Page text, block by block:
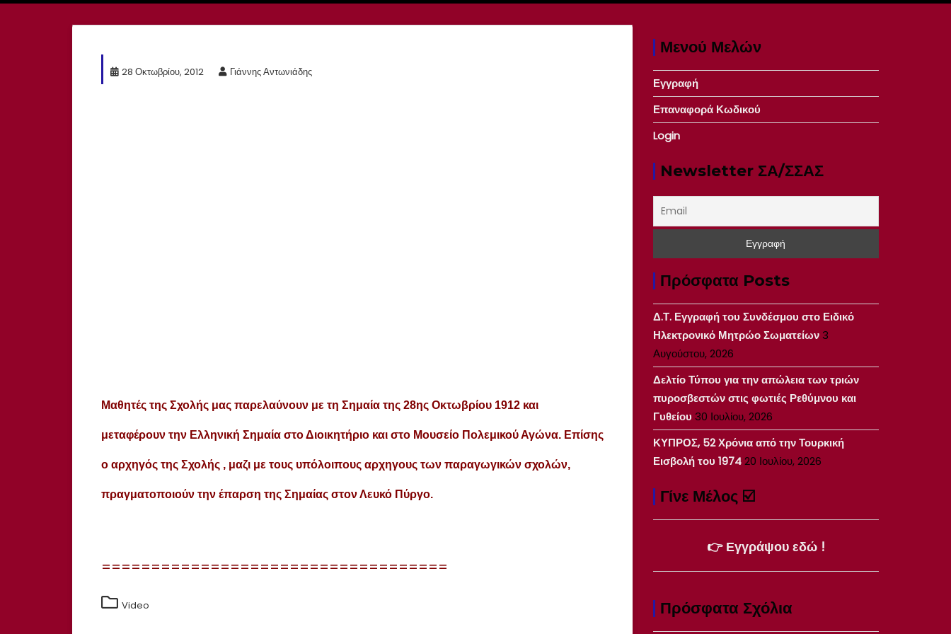
28 Οκτωβρίου, 2012 Γιάννης Αντωνιάδης
Μαθητές της Σχολής μας παρελαύνουν με τη Σημαία της 28ης Οκτωβρίου 1912 και
μεταφέρουν την Ελληνική Σημαία στο Διοικητήριο και στο Μουσείο Πολεμικού Αγώνα. Επίσης
ο αρχηγός της Σχολής , μαζι με τους υπόλοιπους αρχηγους των παραγωγικών σχολών,
πραγματοποιούν την έπαρση της Σημαίας στον Λευκό Πύργο.
===================================
Video
Μενού Μελών
Εγγραφή
Επαναφορά Κωδικού
Login
Newsletter ΣΑ/ΣΣΑΣ
Πρόσφατα Posts
Δ.Τ. Εγγραφή του Συνδέσμου στο Ειδικό
Ηλεκτρονικό Μητρώο Σωματείων3
Αυγούστου, 2026
Δελτίο Τύπου για την απώλεια των τριών
πυροσβεστών στις φωτιές Ρεθύμνου και
Γυθείου 30 Ιουλίου, 2026
ΚΥΠΡΟΣ, 52 Χρόνια από την Τουρκική
Εισβολή του 197420 Ιουλίου, 2026
Γίνε Μέλος ☑️
👉 Εγγράψου εδώ !
Πρόσφατα Σχόλια